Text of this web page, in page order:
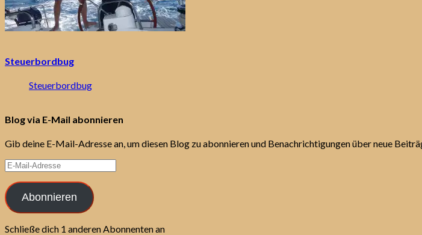
Steuerbordbug
Steuerbordbug
Blog via E-Mail abonnieren
Gib deine E-Mail-Adresse an, um diesen Blog zu abonnieren und Benachrichtigungen über neue
E-
Mail-
Adresse
Abonnieren
Schließe dich 1 anderen Abonnenten an